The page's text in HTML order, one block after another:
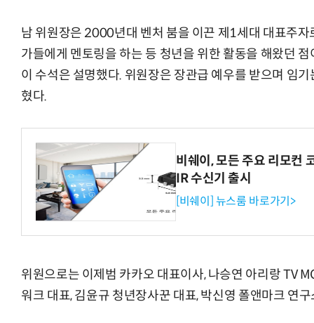
남 위원장은 2000년대 벤처 붐을 이끈 제1세대 대표주
가들에게 멘토링을 하는 등 청년을 위한 활동을 해왔던
이 수석은 설명했다. 위원장은 장관급 예우를 받으며 임
혔다.
비쉐이, 모든 주요 리모컨
IR 수신기 출시
[비쉐이] 뉴스룸 바로가기>
위원으로는 이제범 카카오 대표이사, 나승연 아리랑 TV
워크 대표, 김윤규 청년장사꾼 대표, 박신영 폴앤마크 연